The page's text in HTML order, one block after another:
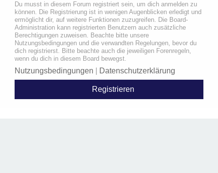
Du musst in diesem Forum registriert sein, um dich anmelden zu
können. Die Registrierung ist in wenigen Augenblicken erledigt und
ermöglicht dir, auf weitere Funktionen zuzugreifen. Die Board-
Administration kann registrierten Benutzern auch zusätzliche
Berechtigungen zuweisen. Beachte bitte unsere
Nutzungsbedingungen und die verwandten Regelungen, bevor du
dich registrierst. Bitte beachte auch die jeweiligen Forenregeln,
wenn du dich in diesem Board bewegst.
Nutzungsbedingungen Datenschutzerklärung
Registrieren